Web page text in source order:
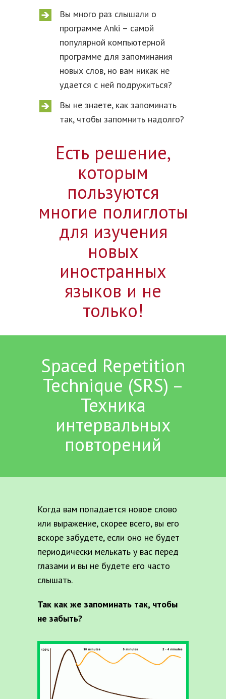
Вы много раз слышали о
программе Anki – самой
популярной компьютерной
программе для запоминания
новых слов, но вам никак не
удается с ней подружиться?
Вы не знаете, как запоминать
так, чтобы запомнить надолго?
Есть решение,
которым
пользуются
многие полиглоты
для изучения
новых
иностранных
языков и не
только!
Spaced Repetition
Technique (SRS) –
Техника
интервальных
повторений
Когда вам попадается новое слово
или выражение, скорее всего, вы его
вскоре забудете, если оно не будет
периодически мелькать у вас перед
глазами и вы не будете его часто
слышать.
Так как же запоминать так, чтобы
не забыть?